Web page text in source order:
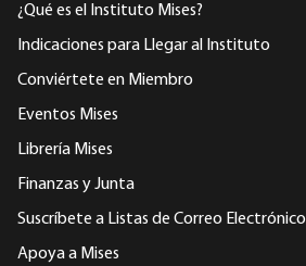
¿Qué es el Instituto Mises?
Indicaciones para Llegar al Instituto
Conviértete en Miembro
Eventos Mises
Librería Mises
Finanzas y Junta
Suscríbete a Listas de Correo Electrónico
Apoya a Mises